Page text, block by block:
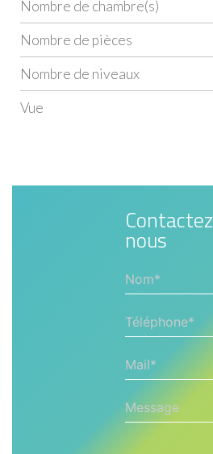
Nombre de chambre(s)
Nombre de pièces
Nombre de niveaux
Vue
Contactez
nous
Nom*
Téléphone*
Mail*
Message